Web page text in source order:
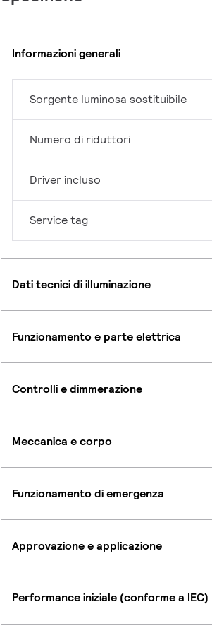
Informazioni generali
Sorgente luminosa sostituibile
Numero di riduttori
Driver incluso
Service tag
Dati tecnici di illuminazione
Funzionamento e parte elettrica
Controlli e dimmerazione
Meccanica e corpo
Funzionamento di emergenza
Approvazione e applicazione
Performance iniziale (conforme a IEC)